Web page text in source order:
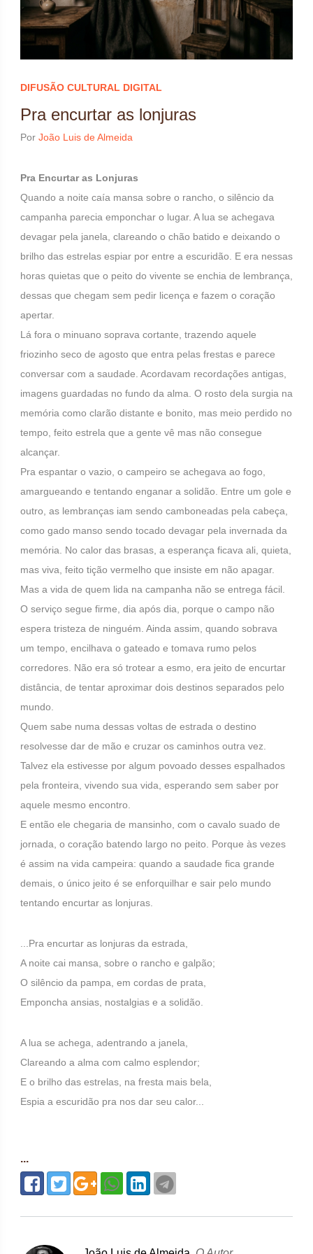
DIFUSÃO CULTURAL DIGITAL
Pra encurtar as lonjuras
Por João Luis de Almeida
Pra Encurtar as Lonjuras
Quando a noite caía mansa sobre o rancho, o silêncio da
campanha parecia emponchar o lugar. A lua se achegava
devagar pela janela, clareando o chão batido e deixando o
brilho das estrelas espiar por entre a escuridão. E era nessas
horas quietas que o peito do vivente se enchia de lembrança,
dessas que chegam sem pedir licença e fazem o coração
apertar.
Lá fora o minuano soprava cortante, trazendo aquele
friozinho seco de agosto que entra pelas frestas e parece
conversar com a saudade. Acordavam recordações antigas,
imagens guardadas no fundo da alma. O rosto dela surgia na
memória como clarão distante e bonito, mas meio perdido no
tempo, feito estrela que a gente vê mas não consegue
alcançar.
Pra espantar o vazio, o campeiro se achegava ao fogo,
amargueando e tentando enganar a solidão. Entre um gole e
outro, as lembranças iam sendo camboneadas pela cabeça,
como gado manso sendo tocado devagar pela invernada da
memória. No calor das brasas, a esperança ficava ali, quieta,
mas viva, feito tição vermelho que insiste em não apagar.
Mas a vida de quem lida na campanha não se entrega fácil.
O serviço segue firme, dia após dia, porque o campo não
espera tristeza de ninguém. Ainda assim, quando sobrava
um tempo, encilhava o gateado e tomava rumo pelos
corredores. Não era só trotear a esmo, era jeito de encurtar
distância, de tentar aproximar dois destinos separados pelo
mundo.
Quem sabe numa dessas voltas de estrada o destino
resolvesse dar de mão e cruzar os caminhos outra vez.
Talvez ela estivesse por algum povoado desses espalhados
pela fronteira, vivendo sua vida, esperando sem saber por
aquele mesmo encontro.
E então ele chegaria de mansinho, com o cavalo suado de
jornada, o coração batendo largo no peito. Porque às vezes
é assim na vida campeira: quando a saudade fica grande
demais, o único jeito é se enforquilhar e sair pelo mundo
tentando encurtar as lonjuras.
...Pra encurtar as lonjuras da estrada,
A noite cai mansa, sobre o rancho e galpão;
O silêncio da pampa, em cordas de prata,
Emponcha ansias, nostalgias e a solidão.
A lua se achega, adentrando a janela,
Clareando a alma com calmo esplendor;
E o brilho das estrelas, na fresta mais bela,
Espia a escuridão pra nos dar seu calor...
...